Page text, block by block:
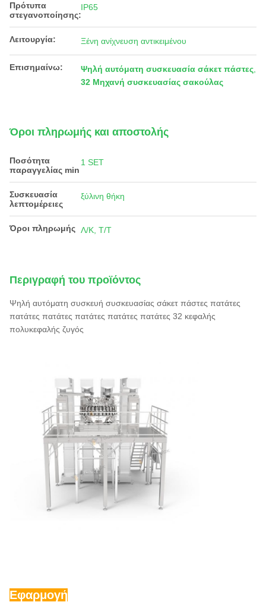
Πρότυπα
στεγανοποίησης:
IP65
Λειτουργία: Ξένη ανίχνευση αντικειμένου
Επισημαίνω: Ψηλή αυτόματη συσκευασία σάκετ πάστες
32 Μηχανή συσκευασίας σακούλας
Όροι πληρωμής και αποστολής
Ποσότητα
παραγγελίας min
1 SET
Συσκευασία
λεπτομέρειες
ξύλινη θήκη
Όροι πληρωμής Λ/Κ, Τ/Τ
Περιγραφή του προϊόντος
Ψηλή αυτόματη συσκευή συσκευασίας σάκετ πάστες πατάτες
πατάτες πατάτες πατάτες πατάτες πατάτες 32 κεφαλής
πολυκεφαλής ζυγός
Εφαρμογή